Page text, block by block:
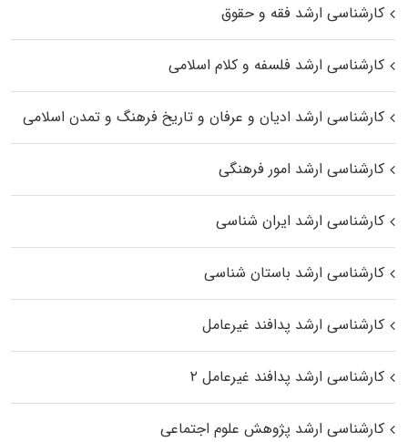
کارشناسی ارشد فقه و حقوق
کارشناسی ارشد فلسفه و کلام اسلامی
کارشناسی ارشد ادیان و عرفان و تاریخ فرهنگ و تمدن اسلامی
کارشناسی ارشد امور فرهنگی
کارشناسی ارشد ایران شناسی
کارشناسی ارشد باستان شناسی
کارشناسی ارشد پدافند غیرعامل
کارشناسی ارشد پدافند غیرعامل ۲
کارشناسی ارشد پژوهش علوم اجتماعی